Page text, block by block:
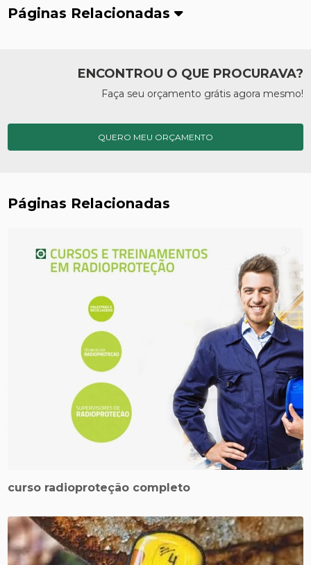
Páginas Relacionadas
ENCONTROU O QUE PROCURAVA?
Faça seu orçamento grátis agora mesmo!
QUERO MEU ORÇAMENTO
Páginas Relacionadas
curso radioproteção completo